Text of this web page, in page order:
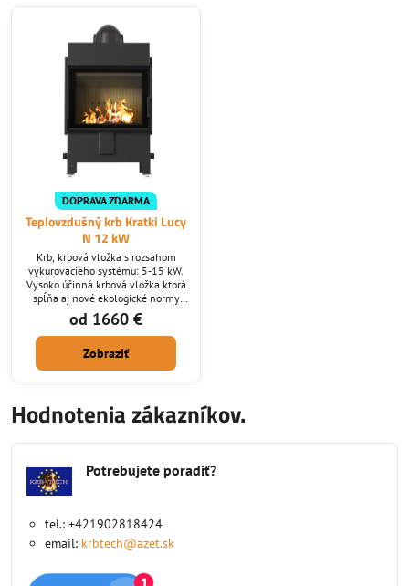
DOPRAVA ZDARMA
Teplovzdušný krb Kratki Lucy
N 12 kW
Krb, krbová vložka s rozsahom
vykurovacieho systému: 5-15 kW.
Vysoko účinná krbová vložka ktorá
spĺňa aj nové ekologické normy
ktoré v SR platia od roku 2022.
Krby Lucy majú už v základnej
výbave nasávanie z exteriéru,
vnútorný šuplík na vymetanie
popolu, terciálne a sekundárne
spaľovanie, ktoré sa dá ovládať
od 1660 €
Zobraziť
Hodnotenia zákazníkov.
Potrebujete poradiť?
tel.: +421902818424
email: krbtech@azet.sk